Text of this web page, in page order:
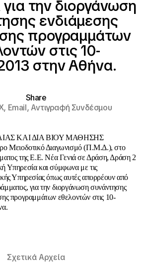
την διοργάνωση
ενδιάμεσης
προγραμμάτων
στις 10-
στην Αθήνα.
Share
Email,Αντιγραφή Συνδέσμου
ΚΑΙ ΔΙΑ ΒΙΟΥ ΜΑΘΗΣΗΣ
Μειοδοτικό Διαγωνισμό (Π.Μ.Δ.), στο
της Ε.Ε. Νέα Γενιά σε Δράση, Δράση 2
Υπηρεσία και σύμφωνα με τις
Υπηρεσίας όπως αυτές απορρέουν από
για την διοργάνωση συνάντησης
προγραμμάτων εθελοντών στις 10-
Σχετικά Αρχεία